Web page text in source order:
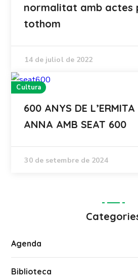
normalitat amb actes
tothom
14 de juliol de 2022
Cultura
600 ANYS DE
ANNA AMB SEAT 600
30 de setembre de 2024
Agenda
Biblioteca